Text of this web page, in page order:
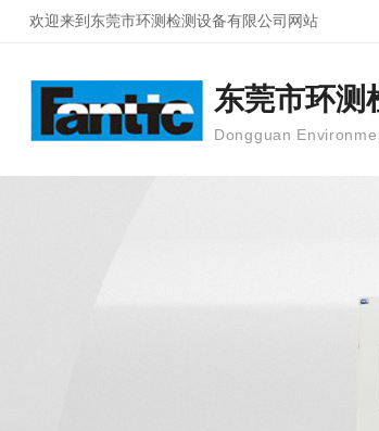
欢迎来到东莞市环测检测设备有限公司网站
东莞市环测
Dongguan